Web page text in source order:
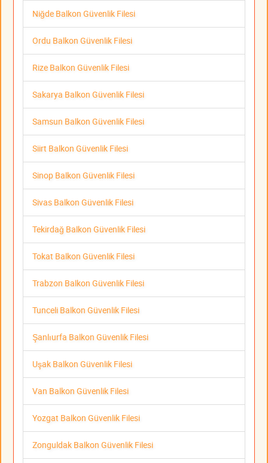
Niğde Balkon Güvenlik Filesi
Ordu Balkon Güvenlik Filesi
Rize Balkon Güvenlik Filesi
Sakarya Balkon Güvenlik Filesi
Samsun Balkon Güvenlik Filesi
Siirt Balkon Güvenlik Filesi
Sinop Balkon Güvenlik Filesi
Sivas Balkon Güvenlik Filesi
Tekirdağ Balkon Güvenlik Filesi
Tokat Balkon Güvenlik Filesi
Trabzon Balkon Güvenlik Filesi
Tunceli Balkon Güvenlik Filesi
Şanlıurfa Balkon Güvenlik Filesi
Uşak Balkon Güvenlik Filesi
Van Balkon Güvenlik Filesi
Yozgat Balkon Güvenlik Filesi
Zonguldak Balkon Güvenlik Filesi